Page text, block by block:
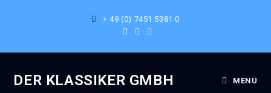
+ 49 (0) 7451 5381 0
DER KLASSIKER GMBH MENÜ